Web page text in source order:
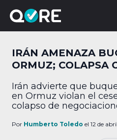
IRÁN AMENAZA
ORMUZ; COLAPSA
Irán advierte que
en Ormuz violan el
colapso de
Por Humberto Toledo el 12 de